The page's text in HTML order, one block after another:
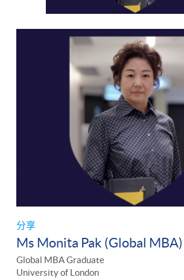
分享
Ms Monita Pak (Global MBA)
Global MBA Graduate
University of London